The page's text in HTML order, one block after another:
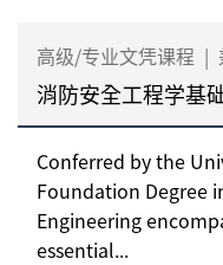
高级/专业文凭课程 |
消防安全工程学基
Conferred by the
Foundation Degree
Engineering
essential...